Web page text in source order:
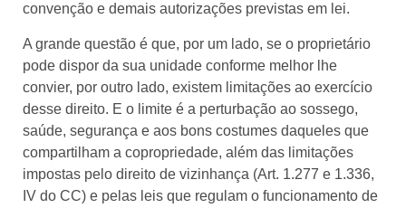
convenção e demais autorizações previstas em lei.
A grande questão é que, por um lado, se o proprietário
pode dispor da sua unidade conforme melhor lhe
convier, por outro lado, existem limitações ao exercício
desse direito. E o limite é a perturbação ao sossego,
saúde, segurança e aos bons costumes daqueles que
compartilham a copropriedade, além das limitações
impostas pelo direito de vizinhança (Art. 1.277 e 1.336,
IV do CC) e pelas leis que regulam o funcionamento de